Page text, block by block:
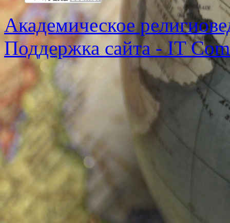
Академическое
Поддержка сайта - IT